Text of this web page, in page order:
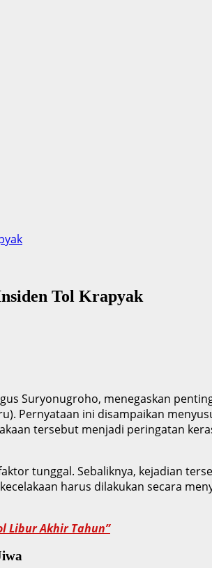
Tol Krapyak
Suryonugroho, menegaskan
Pernyataan ini disampaikan
tersebut menjadi peringatan
tunggal. Sebaliknya, kejadian
harus dilakukan secara
Libur Akhir Tahun”